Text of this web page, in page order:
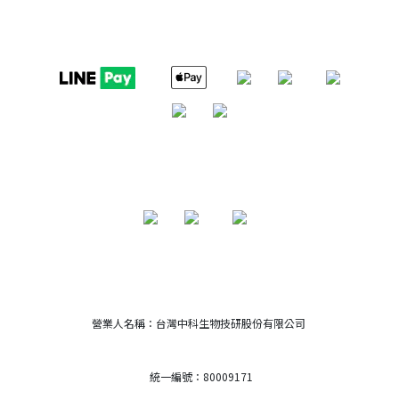
營業人名稱：台灣中科生物技研股份有限公司
統一編號：80009171